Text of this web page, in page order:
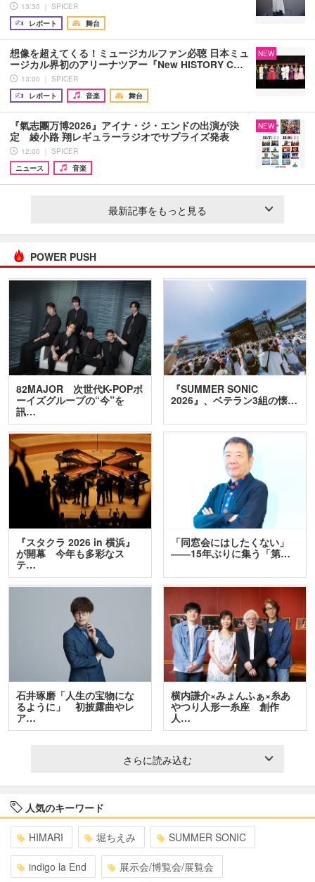
13:30 ｜ SPICER
レポート
舞台
想像を超えてくる！ミュージカルファン必聴 日本ミュ
ージカル界初のアリーナツアー『New HISTORY C…
13:00 ｜ SPICER
レポート
音楽 舞台
NEW
『氣志團万博2026』アイナ・ジ・エンドの出演が決
定 綾小路 翔レギュラーラジオでサプライズ発表
12:00 ｜ SPICER
ニュース
音楽
NEW
最新記事をもっと見る
POWER PUSH
82MAJOR 次世代K-POPボ
ーイズグループの“今”を
訊…
『SUMMER SONIC
2026』、ベテラン3組の懐…
『スタクラ 2026 in 横浜』
が開幕 今年も多彩なス
テ…
「同窓会にはしたくない」
――15年ぶりに集う「第…
石井琢磨「人生の宝物にな
るように」 初披露曲やレ
ア…
横内謙介×みょんふぁ×糸あ
やつり人形一糸座 創作
人…
さらに読み込む
人気のキーワード
HIMARI 堀ちえみ SUMMER SONIC
indigo la End 展示会/博覧会/展覧会